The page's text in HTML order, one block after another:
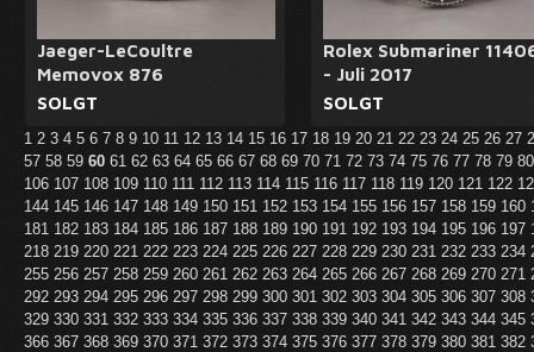
Jaeger-LeCoultre
Memovox 876
SOLGT
Rolex Submariner
- Juli 2017
SOLGT
1 2 3 4 5 6 7 8 9 10 11 12 13 14 15 16 17 18 19 20 21 22 23 24 25 26 27
57 58 59 60 61 62 63 64 65 66 67 68 69 70 71 72 73 74 75 76 77 78 79
106 107 108 109 110 111 112 113 114 115 116 117 118 119 120 121 122
144 145 146 147 148 149 150 151 152 153 154 155 156 157 158 159 160
181 182 183 184 185 186 187 188 189 190 191 192 193 194 195 196 197
218 219 220 221 222 223 224 225 226 227 228 229 230 231 232 233 234
255 256 257 258 259 260 261 262 263 264 265 266 267 268 269 270 271
292 293 294 295 296 297 298 299 300 301 302 303 304 305 306 307 308
329 330 331 332 333 334 335 336 337 338 339 340 341 342 343 344 345
366 367 368 369 370 371 372 373 374 375 376 377 378 379 380 381 382